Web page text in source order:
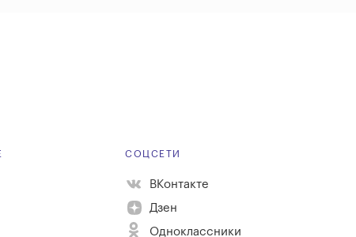
СОЦСЕТИ
ВКонтакте
Дзен
Одноклассники